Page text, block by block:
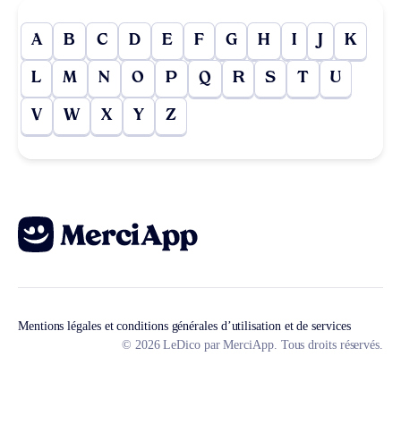
A B C D E F G H I J K
L M N O P Q R S T U
V W X Y Z
Mentions légales et conditions générales d’utilisation et de services
© 2026 LeDico par MerciApp. Tous droits réservés.